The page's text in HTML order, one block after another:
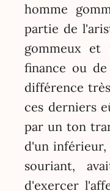
homme
partie de
gommeux
finance ou
différence
ces derniers
par un ton
d'un inférieur,
souriant,
d'exercer